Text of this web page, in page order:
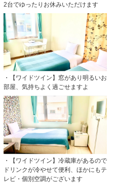
2台でゆったりお休みいただけます
・【ワイドツイン】窓があり明るいお
部屋、気持ちよく過ごせますよ
・【ワイドツイン】冷蔵庫があるので
ドリンクが冷やせて便利、ほかにもテ
レビ・個別空調がございます